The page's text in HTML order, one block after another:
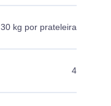
30 kg por prateleira
4